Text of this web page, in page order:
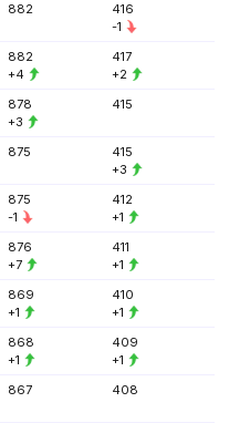
882
416
-1
882
+4
417
+2
878
+3
415
875
415
+3
875
-1
412
+1
876
+7
411
+1
869
+1
410
+1
868
+1
409
+1
867 408